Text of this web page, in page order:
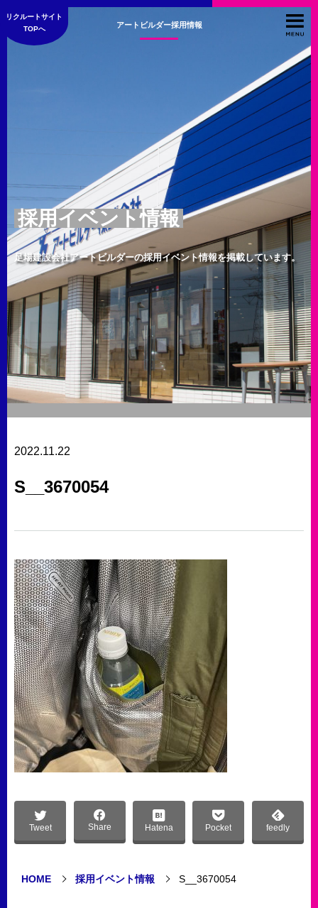
リクルートサイト
TOPへ
アートビルダー採用情報
採用イベント情報
足場建設会社アートビルダーの採用イベント情報を掲載しています。
2022.11.22
S__3670054
Tweet Share Hatena Pocket feedly
HOME 採用イベント情報 S__3670054